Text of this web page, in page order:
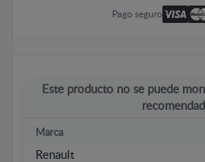
Pago seguro
Este producto no se puede
Marca
Renault